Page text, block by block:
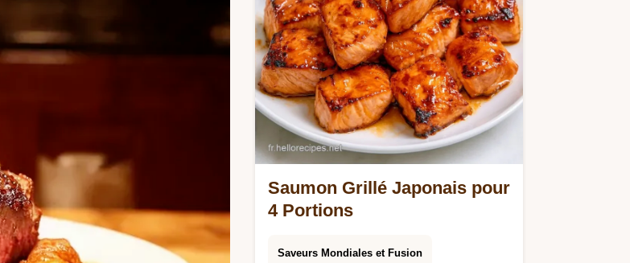
Saumon Grillé Japonais pour
4 Portions
Saveurs Mondiales et Fusion